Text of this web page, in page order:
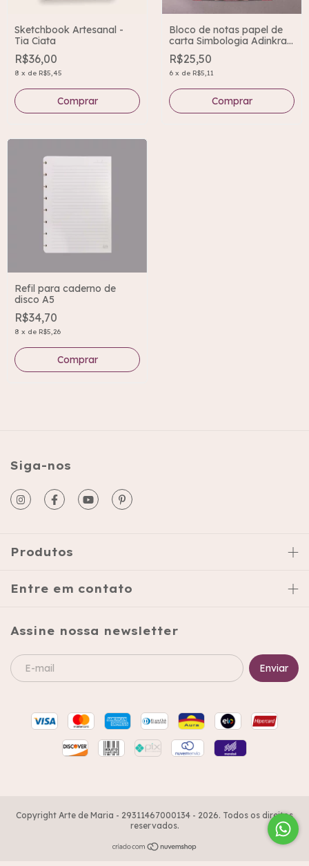
Sketchbook Artesanal -
Tia Ciata
R$36,00
8 x de R$5,45
Bloco de notas papel de
carta Simbologia Adinkra -
Sankofa
R$25,50
6 x de R$5,11
Refil para caderno de
disco A5
R$34,70
8 x de R$5,26
Comprar
Siga-nos
Produtos
Entre em contato
Assine nossa newsletter
Copyright Arte de Maria - 29311467000134 - 2026. Todos os direitos
reservados.